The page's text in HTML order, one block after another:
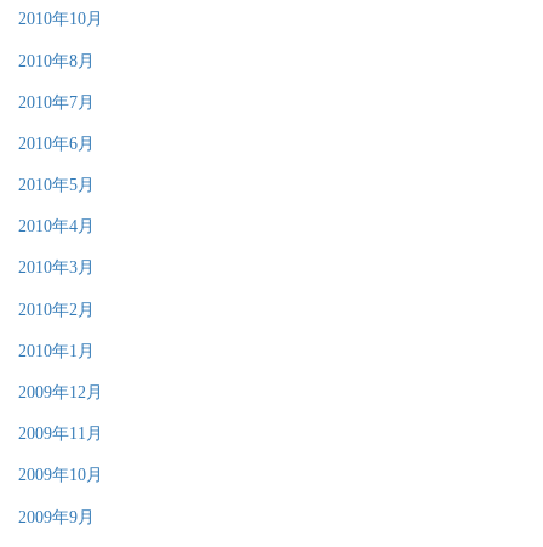
2010年10月
2010年8月
2010年7月
2010年6月
2010年5月
2010年4月
2010年3月
2010年2月
2010年1月
2009年12月
2009年11月
2009年10月
2009年9月